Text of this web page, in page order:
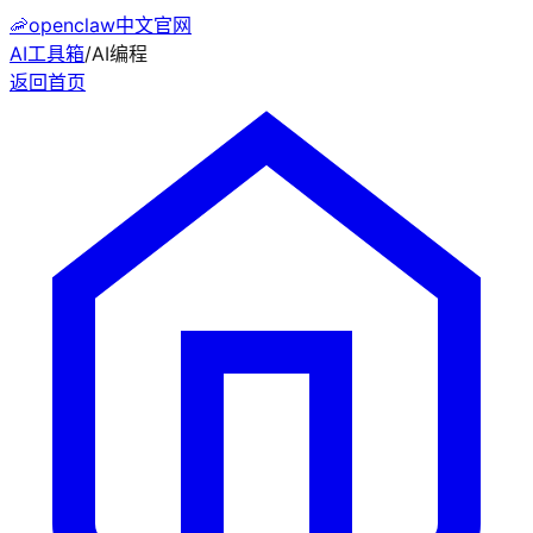
🦐openclaw中文官网
AI工具箱/AI编程
返回首页